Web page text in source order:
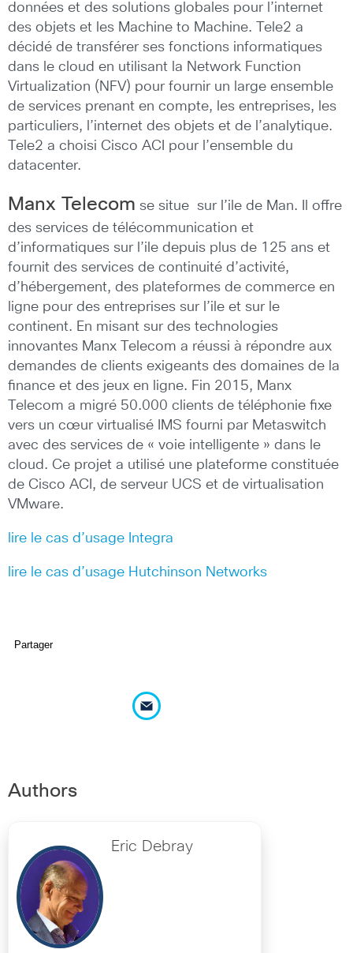
données et des solutions globales pour l’internet
des objets et les Machine to Machine. Tele2 a
décidé de transférer ses fonctions informatiques
dans le cloud en utilisant la Network Function
Virtualization (NFV) pour fournir un large ensemble
de services prenant en compte, les entreprises, les
particuliers, l’internet des objets et de l’analytique.
Tele2 a choisi Cisco ACI pour l’ensemble du
datacenter.
Manx Telecom se situe sur l’ile de Man. Il offre
des services de télécommunication et
d’informatiques sur l’ile depuis plus de 125 ans et
fournit des services de continuité d’activité,
d’hébergement, des plateformes de commerce en
ligne pour des entreprises sur l’ile et sur le
continent. En misant sur des technologies
innovantes Manx Telecom a réussi à répondre aux
demandes de clients exigeants des domaines de la
finance et des jeux en ligne. Fin 2015, Manx
Telecom a migré 50.000 clients de téléphonie fixe
vers un cœur virtualisé IMS fourni par Metaswitch
avec des services de « voie intelligente » dans le
cloud. Ce projet a utilisé une plateforme constituée
de Cisco ACI, de serveur UCS et de virtualisation
VMware.
lire le cas d’usage Integra
lire le cas d’usage Hutchinson Networks
Partager
Authors
Eric Debray